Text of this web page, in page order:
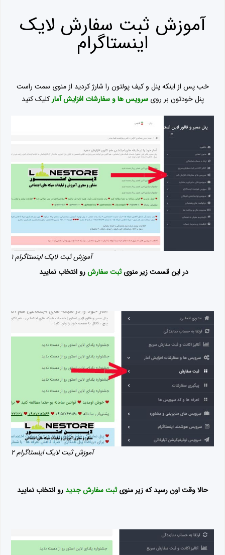
آموزش ثبت سفارش لایک
اینستاگرام
خب پس از اینکه پنل و کیف پولتون را شارژ کردید از منوی سمت راست
پنل خودتون بر رویسرویس ها و سفارشات افزایش آمار کلیک کنید
آموزش ثبت لایک اینستاگرام ۱
در این قسمت زیر منویثبت سفارشرو انتخاب نمایید
آموزش ثبت لایک اینستاگرام ۲
حالا وقت اون رسید که زیر منویثبت سفارش جدیدرو انتخاب نمایید